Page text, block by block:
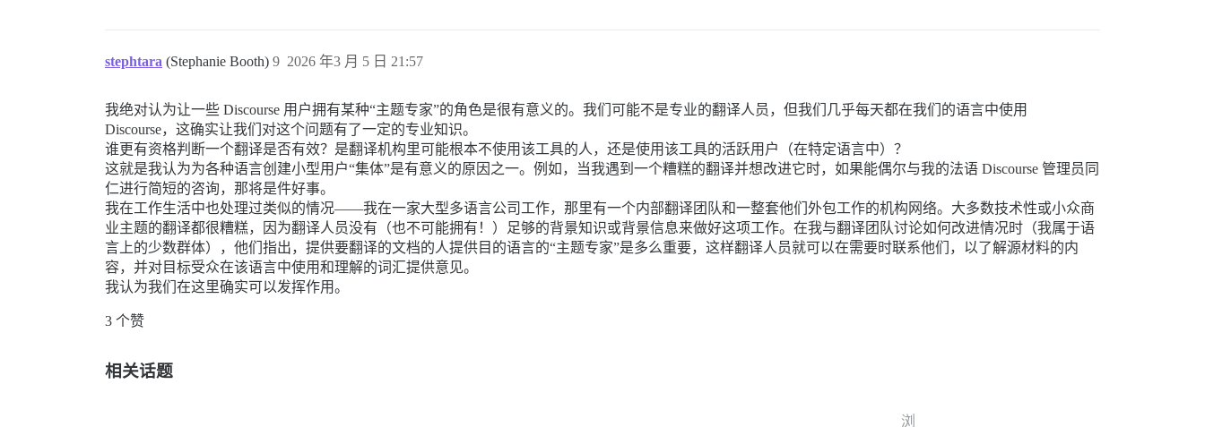
stephtara (Stephanie Booth) 2026 年3 月 5 日 21:57
9
我绝对认为让一些 Discourse 用户拥有某种“主题专家”的角色是很有意义的。我们可能不是专业的翻译人员，但我们几乎每天都在我们的语言中使用
Discourse，这确实让我们对这个问题有了一定的专业知识。
谁更有资格判断一个翻译是否有效？是翻译机构里可能根本不使用该工具的人，还是使用该工具的活跃用户（在特定语言中）？
这就是我认为为各种语言创建小型用户“集体”是有意义的原因之一。例如，当我遇到一个糟糕的翻译并想改进它时，如果能偶尔与我的法语 Discourse 管理员同
仁进行简短的咨询，那将是件好事。
我在工作生活中也处理过类似的情况——我在一家大型多语言公司工作，那里有一个内部翻译团队和一整套他们外包工作的机构网络。大多数技术性或小众商
业主题的翻译都很糟糕，因为翻译人员没有（也不可能拥有！）足够的背景知识或背景信息来做好这项工作。在我与翻译团队讨论如何改进情况时（我属于语
言上的少数群体），他们指出，提供要翻译的文档的人提供目的语言的“主题专家”是多么重要，这样翻译人员就可以在需要时联系他们，以了解源材料的内
容，并对目标受众在该语言中使用和理解的词汇提供意见。
我认为我们在这里确实可以发挥作用。
3 个赞
相关话题
浏